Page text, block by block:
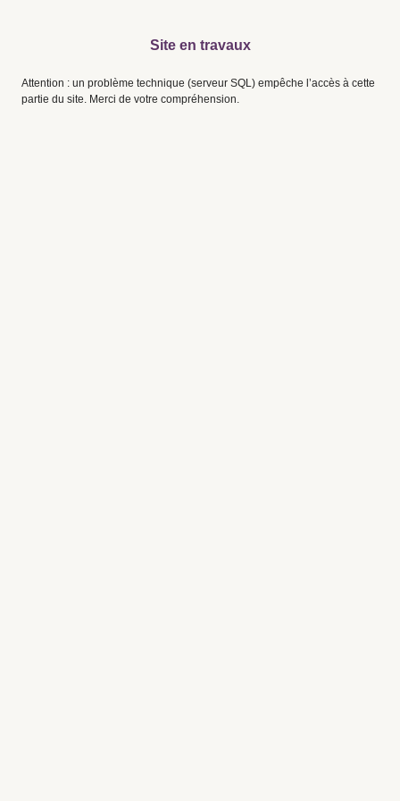
Site en travaux
Attention : un problème technique (serveur SQL) empêche l’accès à cette
partie du site. Merci de votre compréhension.